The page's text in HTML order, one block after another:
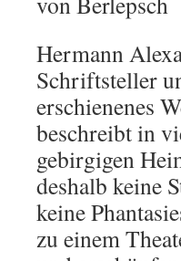
Hermann
Schriftsteller
erschienenes
beschreibt in
gebirgigen
deshalb keine
keine
zu einem